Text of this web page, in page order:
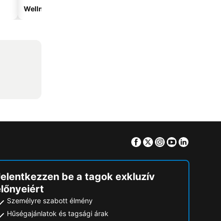
Wellnesshotelek
Facebook
TwitterInstagram
Youtube
be a tagok exkluzív
Személyre szabott élmény
Hűségajánlatok és tagsági árak